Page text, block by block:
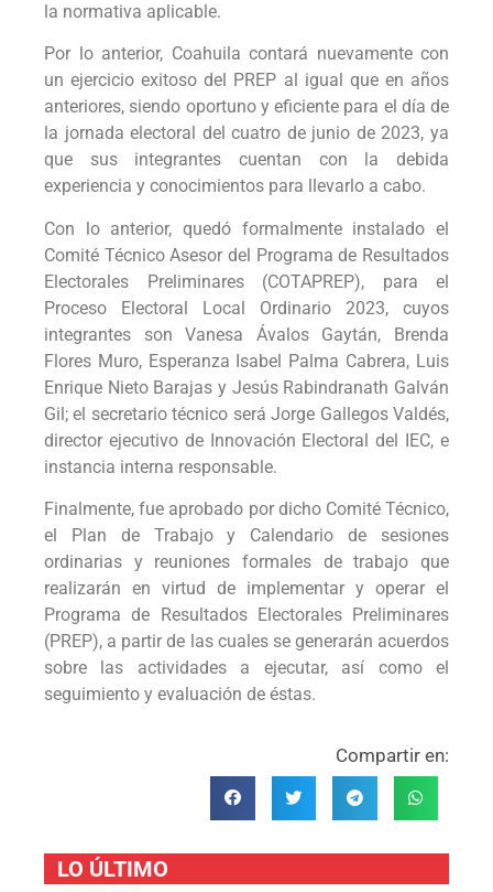
la normativa aplicable.
Por lo anterior, Coahuila contará nuevamente con
un ejercicio exitoso del PREP al igual que en años
anteriores, siendo oportuno y eficiente para el día de
la jornada electoral del cuatro de junio de 2023, ya
que sus integrantes cuentan con la debida
experiencia y conocimientos para llevarlo a cabo.
Con lo anterior, quedó formalmente instalado el
Comité Técnico Asesor del Programa de Resultados
Electorales Preliminares (COTAPREP), para el
Proceso Electoral Local Ordinario 2023, cuyos
integrantes son Vanesa Ávalos Gaytán, Brenda
Flores Muro, Esperanza Isabel Palma Cabrera, Luis
Enrique Nieto Barajas y Jesús Rabindranath Galván
Gil; el secretario técnico será Jorge Gallegos Valdés,
director ejecutivo de Innovación Electoral del IEC, e
instancia interna responsable.
Finalmente, fue aprobado por dicho Comité Técnico,
el Plan de Trabajo y Calendario de sesiones
ordinarias y reuniones formales de trabajo que
realizarán en virtud de implementar y operar el
Programa de Resultados Electorales Preliminares
(PREP), a partir de las cuales se generarán acuerdos
sobre las actividades a ejecutar, así como el
seguimiento y evaluación de éstas.
Compartir en:
LO ÚLTIMO